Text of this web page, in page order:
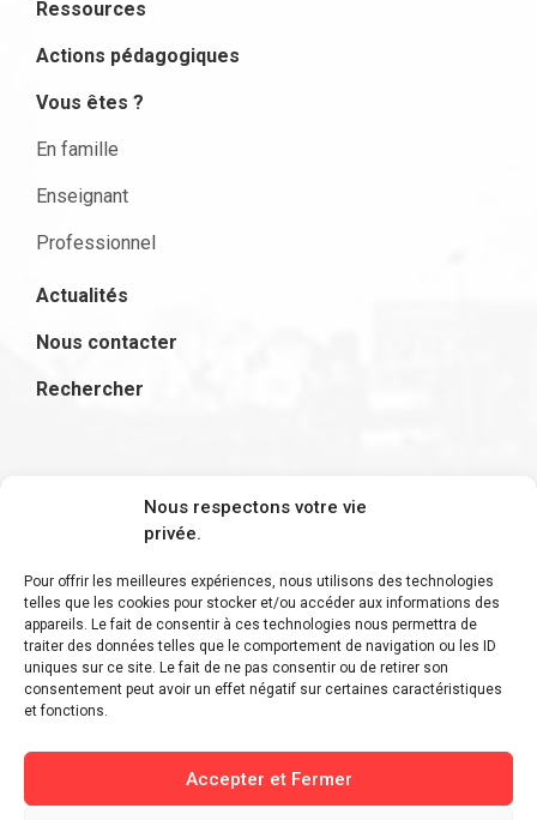
Nous respectons votre vie
privée.
Pour offrir les meilleures expériences, nous utilisons des technologies
telles que les cookies pour stocker et/ou accéder aux informations des
appareils. Le fait de consentir à ces technologies nous permettra de
traiter des données telles que le comportement de navigation ou les ID
uniques sur ce site. Le fait de ne pas consentir ou de retirer son
consentement peut avoir un effet négatif sur certaines caractéristiques
et fonctions.
Accepter et Fermer
Ressources
Actions pédagogiques
Vous êtes ?
En famille
Enseignant
Professionnel
Actualités
Nous contacter
Rechercher
S'inscrire à la newsletter
Restez informé des derniers ajouts et des
dernières actualités !